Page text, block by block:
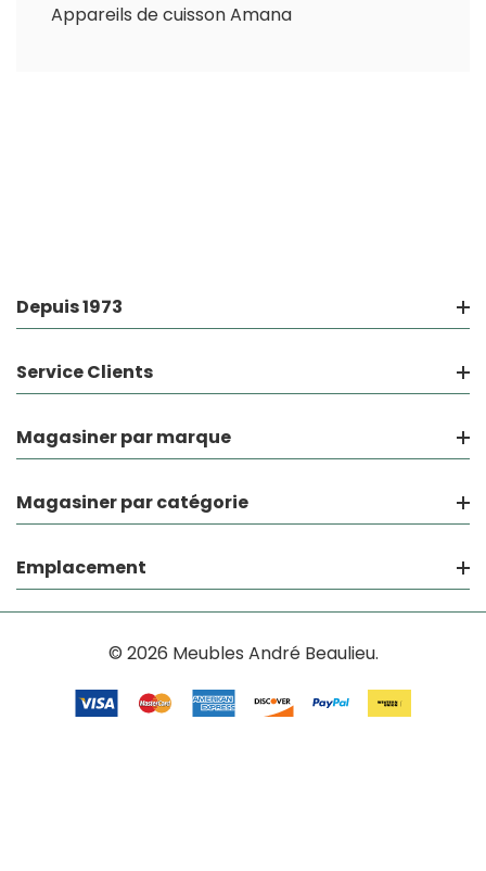
Appareils de cuisson Amana
Depuis 1973
Service Clients
Magasiner par marque
Magasiner par catégorie
Emplacement
© 2026 Meubles André Beaulieu.